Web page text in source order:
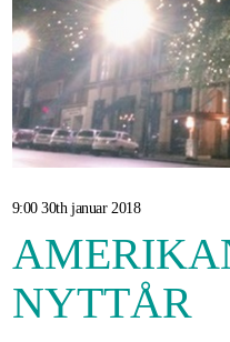
Bli
vertsfamilie
9:00 30th januar 2018
NYTTÅR